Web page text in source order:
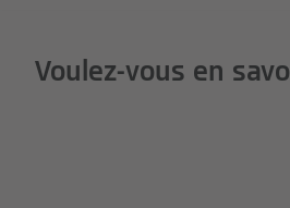
Voulez-vous en